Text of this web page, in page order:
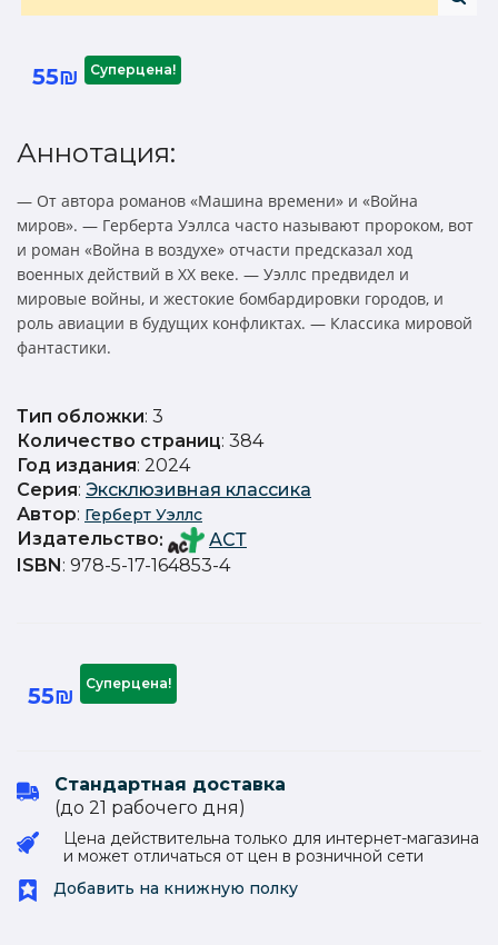
55₪ Суперцена!
Аннотация:
— От автора романов «Машина времени» и «Война
миров». — Герберта Уэллса часто называют пророком, вот
и роман «Война в воздухе» отчасти предсказал ход
военных действий в XX веке. — Уэллс предвидел и
мировые войны, и жестокие бомбардировки городов, и
роль авиации в будущих конфликтах. — Классика мировой
фантастики.
Тип обложки: 3
Количество страниц: 384
Год издания: 2024
Серия: Эксклюзивная классика
Автор: Герберт Уэллс
Издательство:
АСТ
ISBN : 978-5-17-164853-4
55₪ Суперцена!
Стандартная доставка
(до 21 рабочего дня)
Цена действительна только для интернет-магазина
и может отличаться от цен в розничной сети
Добавить на книжную полку